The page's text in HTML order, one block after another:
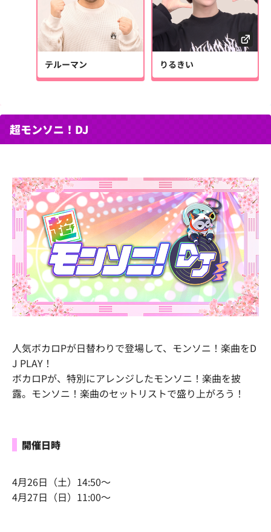
テルーマン りるきい
超モンソニ！DJ
人気ボカロPが日替わりで登場して、モンソニ！楽曲をD
J PLAY！
ボカロPが、特別にアレンジしたモンソニ！楽曲を披
露。モンソニ！楽曲のセットリストで盛り上がろう！
開催日時
4月26日（土）14:50～
4月27日（日）11:00～